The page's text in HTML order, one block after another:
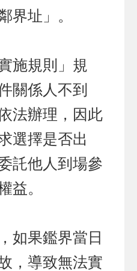
界址」。
施規則」規
關係人不到
法辦理，因此
選擇是否出
託他人到場參
益。
如果鑑界當日
，導致無法實